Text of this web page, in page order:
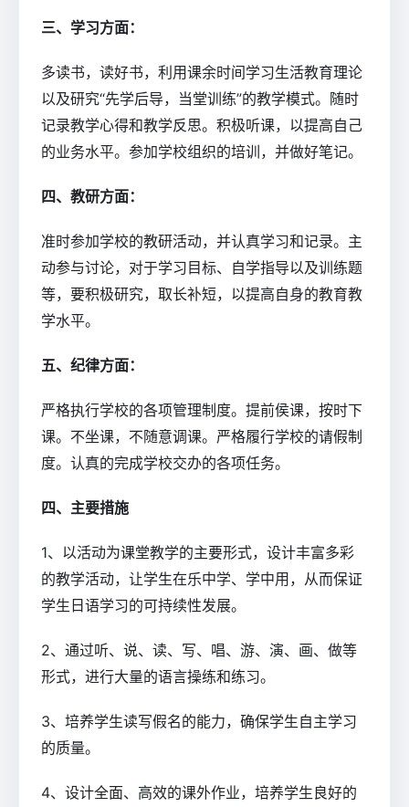
三、学习方面：
多读书，读好书，利用课余时间学习生活教育理论
以及研究“先学后导，当堂训练”的教学模式。随时
记录教学心得和教学反思。积极听课，以提高自己
的业务水平。参加学校组织的培训，并做好笔记。
四、教研方面：
准时参加学校的教研活动，并认真学习和记录。主
动参与讨论，对于学习目标、自学指导以及训练题
等，要积极研究，取长补短，以提高自身的教育教
学水平。
五、纪律方面：
严格执行学校的各项管理制度。提前侯课，按时下
课。不坐课，不随意调课。严格履行学校的请假制
度。认真的完成学校交办的各项任务。
四、主要措施
1、以活动为课堂教学的主要形式，设计丰富多彩
的教学活动，让学生在乐中学、学中用，从而保证
学生日语学习的可持续性发展。
2、通过听、说、读、写、唱、游、演、画、做等
形式，进行大量的语言操练和练习。
3、培养学生读写假名的能力，确保学生自主学习
的质量。
4、设计全面、高效的课外作业，培养学生良好的